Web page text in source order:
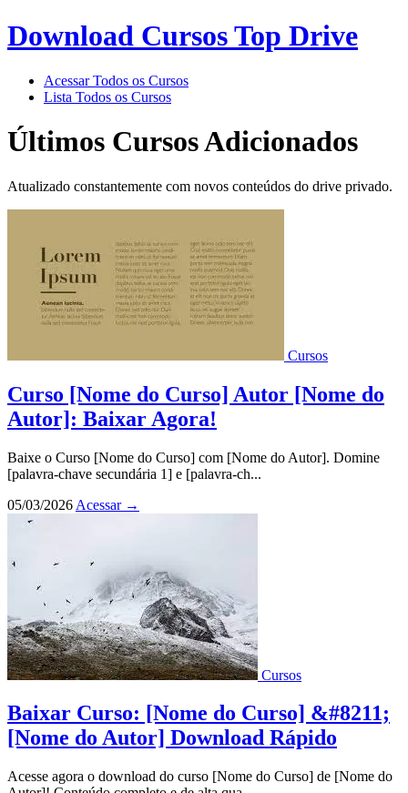
Download Cursos Top Drive
Acessar Todos os Cursos
Lista Todos os Cursos
Últimos Cursos Adicionados
Atualizado constantemente com novos conteúdos do drive privado.
Cursos
Curso [Nome do Curso] Autor [Nome do
Autor]: Baixar Agora!
Baixe o Curso [Nome do Curso] com [Nome do Autor]. Domine
[palavra-chave secundária 1] e [palavra-ch...
05/03/2026 Acessar →
Cursos
Baixar Curso: [Nome do Curso] &#8211;
[Nome do Autor] Download Rápido
Acesse agora o download do curso [Nome do Curso] de [Nome do